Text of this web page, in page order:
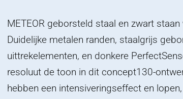
METEOR geborsteld staal en zwart
Duidelijke metalen randen, staalgrijs
uittrekelementen, en donkere
resoluut de toon in dit concept130-
hebben een intensiveringseffect en